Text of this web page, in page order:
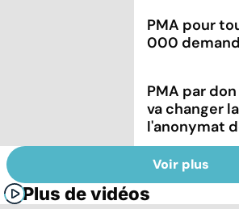
PMA pour
000
PMA par
va changer
l'anonymat
Voir plus
Plus de vidéos